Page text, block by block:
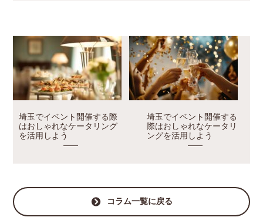
埼玉でイベント開催する際
はおしゃれなケータリング
を活用しよう
埼玉でイベント開催する
際はおしゃれなケータリ
ングを活用しよう
コラム一覧に戻る